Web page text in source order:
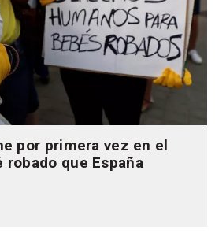
por primera vez en el
robado que España